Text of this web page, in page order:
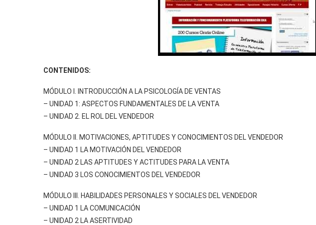
CONTENIDOS:
MÓDULO I. INTRODUCCIÓN A LA PSICOLOGÍA DE VENTAS
– UNIDAD 1: ASPECTOS FUNDAMENTALES DE LA VENTA
– UNIDAD 2. EL ROL DEL VENDEDOR
MÓDULO II. MOTIVACIONES, APTITUDES Y CONOCIMIENTOS DEL VENDEDOR
– UNIDAD 1 LA MOTIVACIÓN DEL VENDEDOR
– UNIDAD 2 LAS APTITUDES Y ACTITUDES PARA LA VENTA
– UNIDAD 3 LOS CONOCIMIENTOS DEL VENDEDOR
MÓDULO III. HABILIDADES PERSONALES Y SOCIALES DEL VENDEDOR
– UNIDAD 1 LA COMUNICACIÓN
– UNIDAD 2 LA ASERTIVIDAD